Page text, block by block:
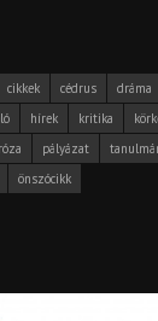
cikkek cédrus dráma
hírek kritika
pályázat
önszócikk